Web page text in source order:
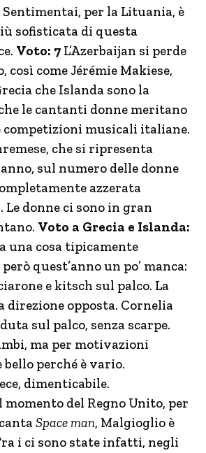
per la Lituania, è
sofisticata di questa
Voto: 7 L’Azerbaijan si perde
così come Jérémie Makiese,
che Islanda sono la
le cantanti donne meritano
competizioni musicali italiane.
che si ripresenta
sul numero delle donne
azzerata
Le donne ci sono in gran
Voto a Grecia e Islanda:
una cosa tipicamente
quest’anno un po’ manca:
e kitsch sul palco. La
direzione opposta. Cornelia
sul palco, senza scarpe.
ma per motivazioni
bello perché è vario.
dimenticabile.
del Regno Unito, per
Space man, Malgioglio è
i ci sono state infatti, negli